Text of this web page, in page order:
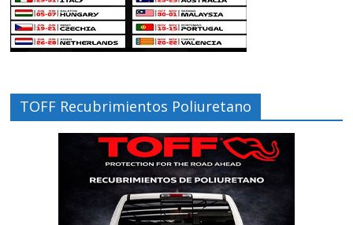
TOFF Recubrimientos Poliuretano